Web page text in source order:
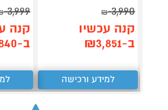
3,990
₪
קנה עכשיו
ב-₪3,851
למידע ורכישה
3,999
קנה
ב-₪3,840